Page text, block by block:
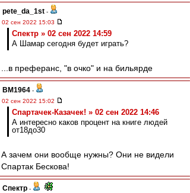
pete_da_1st -
02 сен 2022 15:03
Спектр » 02 сен 2022 14:59
А Шамар сегодня будет играть?
...в преферанс, "в очко" и на бильярде
BM1964 -
02 сен 2022 15:02
Спартачек-Казачек! » 02 сен 2022 14:46
А интересно каков процент на книге людей
от18до30
А зачем они вообще нужны? Они не видели
Спартак Бескова!
Спектр -